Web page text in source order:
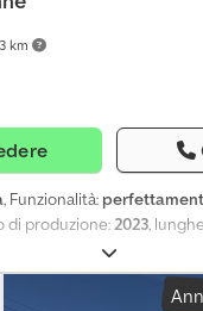
km
, Funzionalità:
di produzione:2023,
, Contenitore
Tuie Amueha Al
promozionali finite e